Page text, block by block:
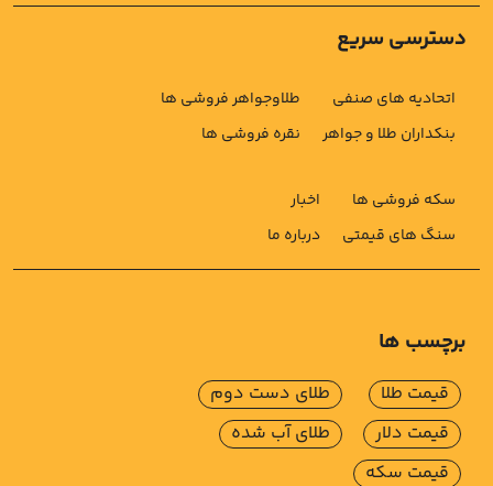
دسترسی سریع
اتحادیه های صنفی
بنکداران طلا و جواهر
طلاوجواهر فروشی ها
نقره فروشی ها
سکه فروشی ها
سنگ های قیمتی
اخبار
درباره ما
برچسب ها
قیمت طلا
قیمت دلار
قیمت سکه
طلای دست دوم
طلای آب شده